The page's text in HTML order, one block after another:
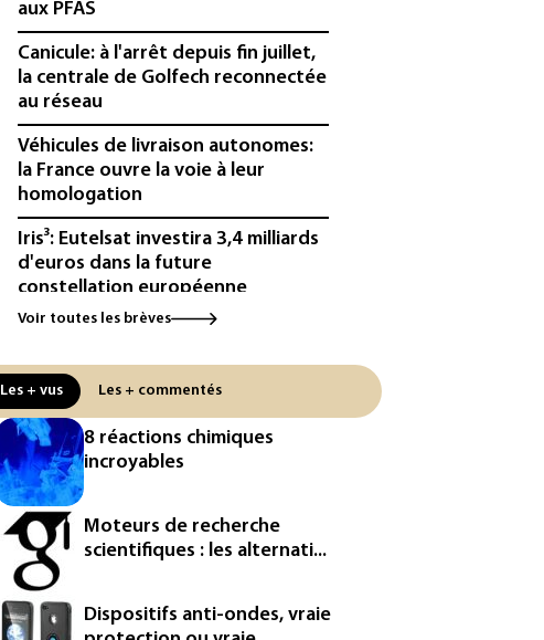
aux PFAS
Canicule: à l'arrêt depuis fin juillet,
la centrale de Golfech reconnectée
au réseau
Véhicules de livraison autonomes:
la France ouvre la voie à leur
homologation
Iris³: Eutelsat investira 3,4 milliards
d'euros dans la future
constellation européenne
La production française de maïs
attendue au plus bas depuis 1980
"Retour en force" progressif de la
chaleur dans les prochains jours en
France
L'Arabie saoudite, le Pakistan et la
Turquie ont signé un accord de
défense
Voir toutes les brèves
Les + vus Les + commentés
8 réactions chimiques
incroyables
Moteurs de recherche
scientifiques : les alternati...
Dispositifs anti-ondes, vraie